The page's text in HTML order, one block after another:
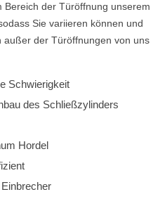
der Türöffnung unserem
Sie variieren können und
außer der Türöffnungen von uns
Schwierigkeit
des Schließzylinders
Hordel